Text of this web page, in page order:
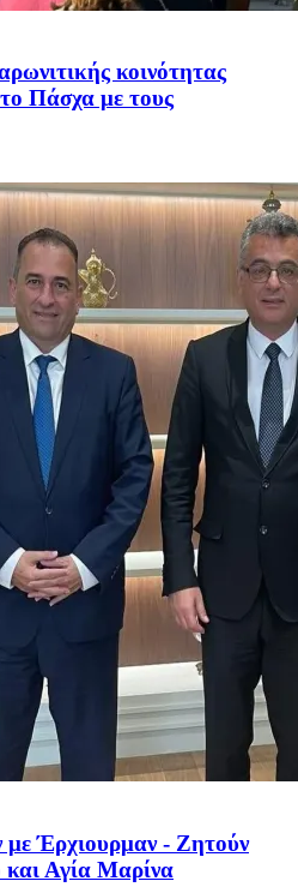
κοινότητας
Πάσχα με τους
Έρχιουρμαν - Ζητούν
Αγία Μαρίνα